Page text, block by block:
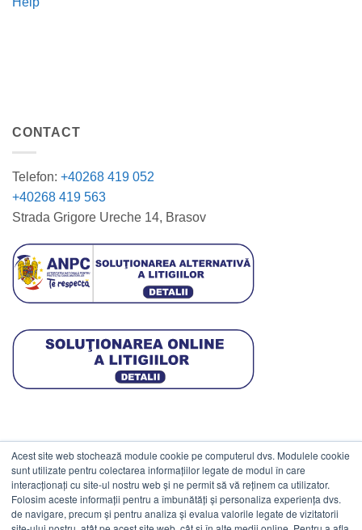
Acest site web stochează module cookie pe computerul dvs. Modulele cookie
sunt utilizate pentru colectarea informațiilor legate de modul în care
interacționați cu site-ul nostru web și ne permit să vă reținem ca utilizator.
Folosim aceste informații pentru a îmbunătăți și personaliza experiența dvs.
de navigare, precum și pentru analiza și evalua valorile legate de vizitatorii
CONTACT
Telefon: +40268 419 052
+40268 419 563
Strada Grigore Ureche 14, Brasov
DATE COMERCIALE
ESTICO S.R.L.
CIF: RO1094402.